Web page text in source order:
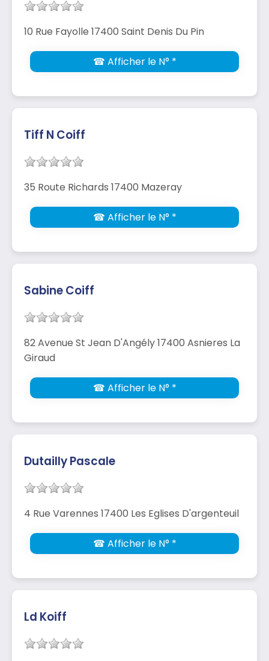
10 Rue Fayolle 17400 Saint Denis Du Pin
☎ Afficher le N° *
Tiff N Coiff
35 Route Richards 17400 Mazeray
☎ Afficher le N° *
Sabine Coiff
82 Avenue St Jean D'Angély 17400 Asnieres La
Giraud
☎ Afficher le N° *
Dutailly Pascale
4 Rue Varennes 17400 Les Eglises D'argenteuil
☎ Afficher le N° *
Ld Koiff